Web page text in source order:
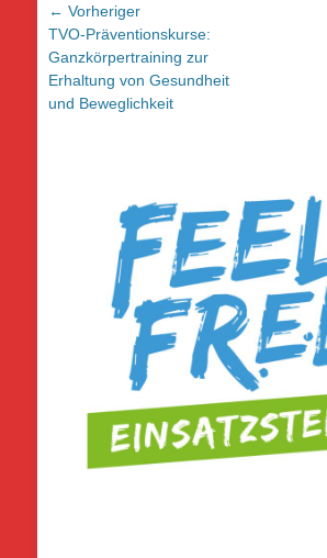
Beitragsnavigation
← Vorheriger
Vorheriger
Beitrag:
TVO-Präventionskurse:
Ganzkörpertraining zur
Erhaltung von Gesundheit
und Beweglichkeit